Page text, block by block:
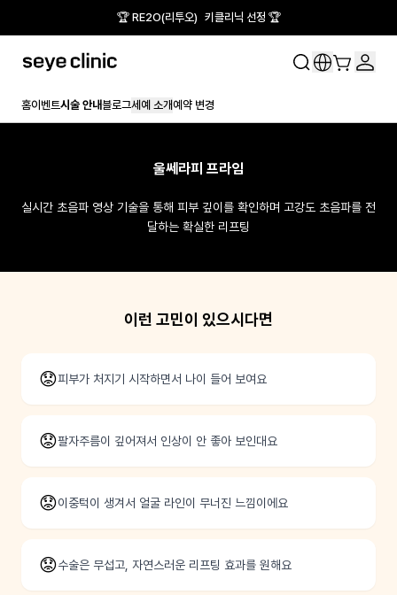
🏆 RE2O(리투오) 키클리닉 선정 🏆
홈이벤트시술 안내블로그세예 소개 예약 변경
울쎄라피 프라임
실시간 초음파 영상 기술을 통해 피부 깊이를 확인하며 고강도 초음파를 전
달하는 확실한 리프팅
이런 고민이 있으시다면
😟피부가 처지기 시작하면서 나이 들어 보여요
😟팔자주름이 깊어져서 인상이 안 좋아 보인대요
😟이중턱이 생겨서 얼굴 라인이 무너진 느낌이에요
😟수술은 무섭고, 자연스러운 리프팅 효과를 원해요